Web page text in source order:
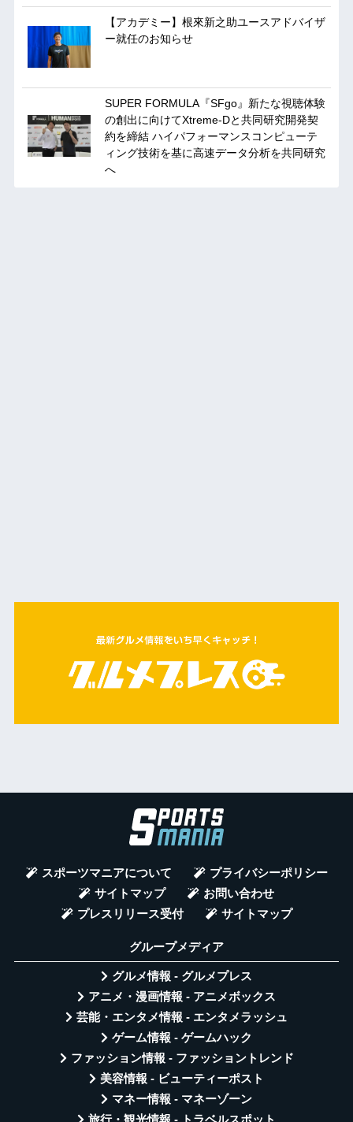
【アカデミー】根來新之助ユースアドバイザ
ー就任のお知らせ
SUPER FORMULA『SFgo』新たな視聴体験
の創出に向けてXtreme-Dと共同研究開発契
約を締結 ハイパフォーマンスコンピューテ
ィング技術を基に⾼速データ分析を共同研究
へ
スポーツマニアについて
プライバシーポリシー
サイトマップ
お問い合わせ
プレスリリース受付
サイトマップ
グループメディア
グルメ情報 - グルメプレス
アニメ・漫画情報 - アニメボックス
芸能・エンタメ情報 - エンタメラッシュ
ゲーム情報 - ゲームハック
ファッション情報 - ファッショントレンド
美容情報 - ビューティーポスト
マネー情報 - マネーゾーン
旅行・観光情報 - トラベルスポット